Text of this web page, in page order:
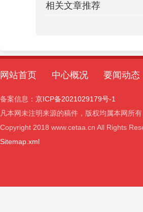
相关文章推荐
网站首页 中心概况 要闻动态
备案信息： 京ICP备2021029179号-1
凡本网未注明来源的稿件，版权均属本网所
Copyright 2018 www.cetaa.cn All Rights
Sitemap.xml